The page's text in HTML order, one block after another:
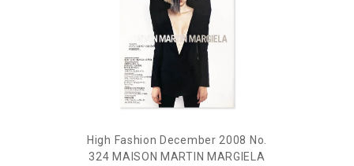
High Fashion December 2008 No.
324 MAISON MARTIN MARGIELA